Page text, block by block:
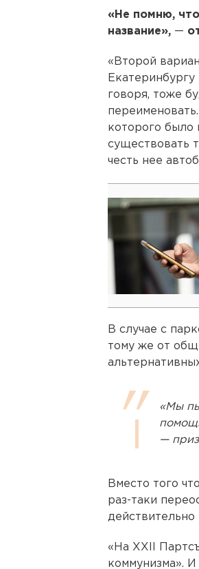
«Не помню,
название», —
«Второй
говоря, тоже
которого было
существовать
честь нее
В случае с
тому же от
«Мы
—
Вместо того
раз-таки
действительно
«На XXII
коммунизма».